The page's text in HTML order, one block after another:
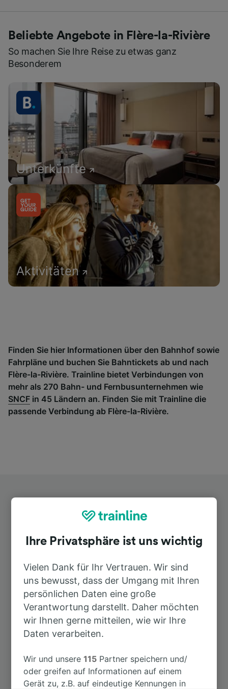
Beliebte Angebote in Flère-la-Rivière
So machen Sie Ihre Reise zu etwas ganz
Besonderem
Unterkünfte
Aktivitäten
Finden Sie hier Informationen über den Bahnhof sowie
Fahrpläne und buchen Sie Bahntickets ab und nach
Flère-la-Rivière. Trainline bietet Verbindungen von
mehr als 270 Bahn- und Fernbusunternehmen wie
SNCF in 45 Ländern an. Finden Sie mit Trainline die
passende Verbindung ab Flère-la-Rivière.
Dauer
Nach Paris 2h 58min
Nach Aix-les-Bains—Le Revard 8h 0min
Ihre Privatsphäre ist uns wichtig
Vielen Dank für Ihr Vertrauen. Wir sind
uns bewusst, dass der Umgang mit Ihren
persönlichen Daten eine große
Verantwortung darstellt. Daher möchten
wir Ihnen gerne mitteilen, wie wir Ihre
Daten verarbeiten.
Wir und unsere115 Partner speichern und/
oder greifen auf Informationen auf einem
Gerät zu, z.B. auf eindeutige Kennungen in